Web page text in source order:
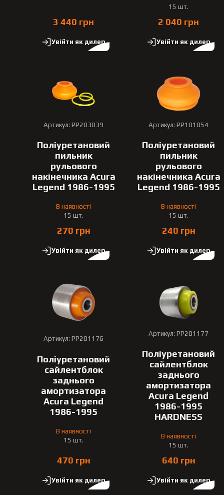
3 440 грн
Увійти як дилер
15 шт.
2 040 грн
Увійти як дилер
Артикул: PP203039
Поліуретановий
пильник
рульового
накінечника Acura
Legend 1986-1995
В наявності
15 шт.
270 грн
Увійти як дилер
Артикул: PP101054
Поліуретановий
пильник
рульового
накінечника Acura
Legend 1986-1995
В наявності
15 шт.
240 грн
Увійти як дилер
Артикул: PP201176
Поліуретановий
сайлентблок
заднього
амортизатора
Acura Legend
1986-1995
В наявності
15 шт.
470 грн
Увійти як дилер
Артикул: PP201177
Поліуретановий
сайлентблок
заднього
амортизатора
Acura Legend
1986-1995
HARDNESS
В наявності
15 шт.
640 грн
Увійти як дилер